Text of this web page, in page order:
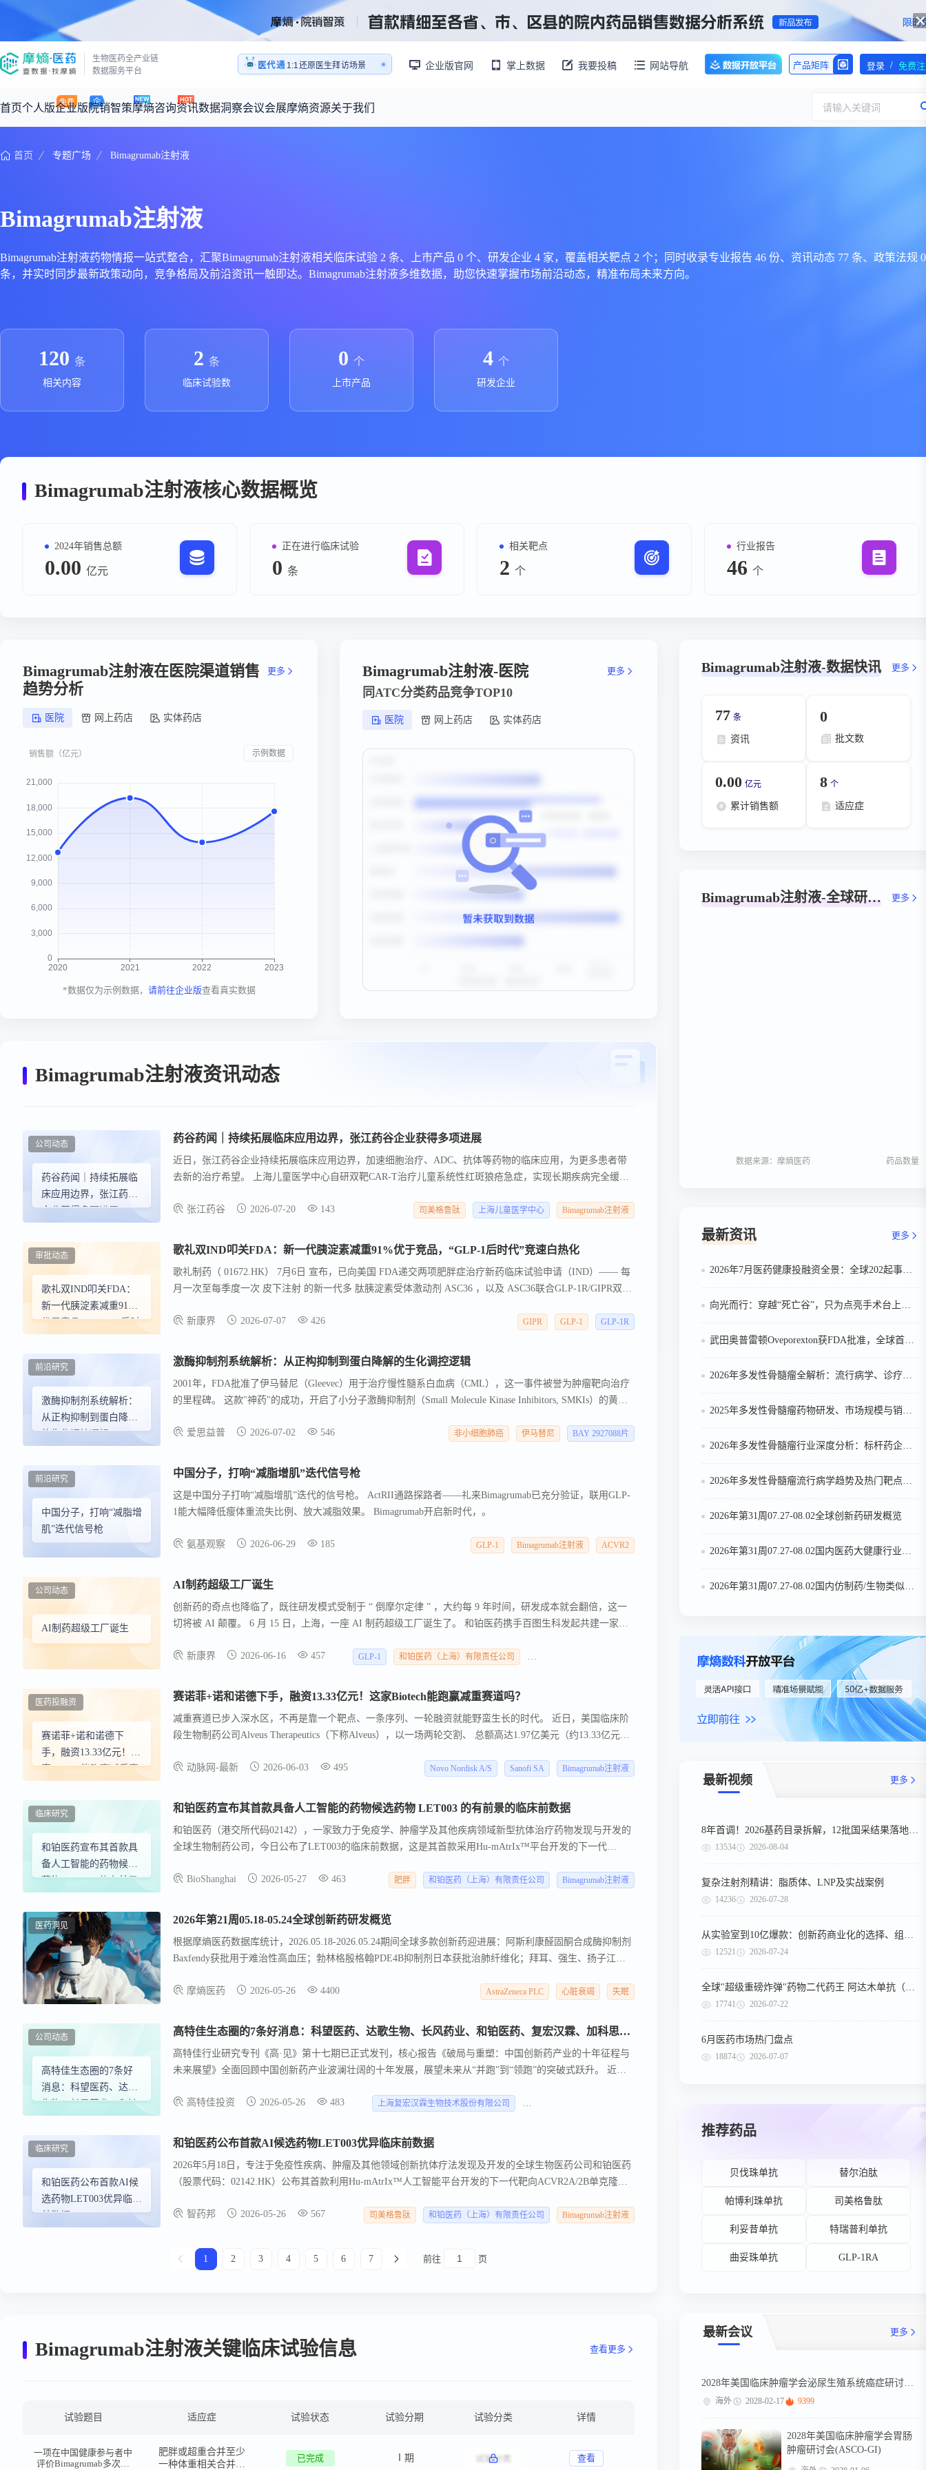
生物医药全产业链
数据服务平台
医代通 医药销售AI模拟陪练系统
1:1还原医生拜访场景
企业版官网 掌上数据 我要投稿 网站导航 产品矩阵 登录 / 免费
首页个人版企业版院销智策摩熵咨询
咨询服务
产品立项评估及管线规划
产业/行业调研
投资决策与交易估值
“十五五”战略规划 最新 从实验室到10亿爆款：创新药商业化的选择、组织与执行
资讯
摩熵原创
政策法规
投融资
注册审批
时讯
科普
研发注册政策
交易并购
人事变动
专家观点
行业分析
数据洞察
数据中心
基于市场数据，为您提供全面的市场趋势分析与决策支持
政策法规
上市医药企业年报
药品生产企业
临床进展
会议会展摩熵资源
王中健
关于我们 请输入关键词
首页 专题广场 Bimagrumab注射液
Bimagrumab注射液
Bimagrumab注射液药物情报一站式整合，汇聚Bimagrumab注射液相关临床试验 2 条、上市产品 0 个、研发企业 4 家，覆盖相关靶点 2 个；同时收录专业报告 46 份、资讯动态 77 条、政策法规 0
条，并实时同步最新政策动向，竞争格局及前沿资讯一触即达。Bimagrumab注射液多维数据，助您快速掌握市场前沿动态，精准布局未来方向。
120 条
相关内容
2 条
临床试验数
0 个
上市产品
4 个
研发企业
Bimagrumab注射液核心数据概览
2024年销售总额
0.00 亿元
正在进行临床试验
0 条
相关靶点
2 个
行业报告
46 个
Bimagrumab注射液在医院渠道销售
趋势分析
更多
医院 网上药店 实体药店
示例数据
*数据仅为示例数据， 请前往企业版查看真实数据
Bimagrumab注射液-医院 更多
同ATC分类药品竞争TOP10
医院 网上药店 实体药店
Bimagrumab注射液资讯动态
药谷药闻｜持续拓展临
床应用边界，张江药谷
企业获得多项进展
公司动态 药谷药闻｜持续拓展临床应用边界，张江药谷企业获得多项进展
近日，张江药谷企业持续拓展临床应用边界，加速细胞治疗、ADC、抗体等药物的临床应用，为更多患者带
去新的治疗希望。 上海儿童医学中心自研双靶CAR-T治疗儿童系统性红斑狼疮急症，实现长期疾病完全缓
张江药谷
2026-07-20 143 司美格鲁肽 上海儿童医学中心 Bimagrumab注射液
歌礼双IND叩关FDA：
新一代胰淀素减重91%
优于竞品，“GLP-1后时
审批动态 歌礼双IND叩关FDA：新一代胰淀素减重91%优于竞品，“GLP-1后时代”竞速白热化
歌礼制药（ 01672.HK） 7月6日 宣布，已向美国 FDA递交两项肥胖症治疗新药临床试验申请（IND）—— 每
月一次至每季度一次 皮下注射 的新一代多 肽胰淀素受体激动剂 ASC36 ，以及 ASC36联合GLP-1R/GIPR双靶
发平台的 SALD（自组装脂质储库）制剂， 临床前头对头研究显示 ASC36单药减重效果较 P etrelintide高约
素+"与三靶点竞速。
新康界 2026-07-07 426 GIPR GLP-1 GLP-1R
激酶抑制剂系统解析：
从正构抑制到蛋白降解
的生化调控逻辑
前沿研究 激酶抑制剂系统解析：从正构抑制到蛋白降解的生化调控逻辑
2001年，FDA批准了伊马替尼（Gleevec）用于治疗慢性髓系白血病（CML），这一事件被誉为肿瘤靶向治疗
的里程碑。 这款"神药"的成功，开启了小分子激酶抑制剂（Small Molecule Kinase Inhibitors, SMKIs）的黄金
剂来到10个，为历年之最；累计批准小分子激酶抑制剂达到101个（截止到2026年1月1日），其中靶向蛋白激
百里程碑：主流筛选方法全解析与未来风向 ） ； 从专注肿瘤治疗，到全面拓展至自身免疫、炎症、纤维化、
爱思益普 2026-07-02 546 非小细胞肺癌 伊马替尼 BAY 2927088片
中国分子，打响“减脂增
肌”迭代信号枪
前沿研究 中国分子，打响“减脂增肌”迭代信号枪
这是中国分子打响“减脂增肌”迭代的信号枪。 ActRII通路探路者——礼来Bimagrumab已充分验证，联用GLP-
1能大幅降低瘦体重流失比例、放大减脂效果。 Bimagrumab开启新时代，。
氨基观察 2026-06-29 185 GLP-1 Bimagrumab注射液 ACVR2
AI制药超级工厂诞生
公司动态 AI制药超级工厂诞生
创新药的奇点也降临了，既往研发模式受制于 “ 倒摩尔定律 ” ，大约每 9 年时间，研发成本就会翻倍，这一
切将被 AI 颠覆。 6 月 15 日，上海，一座 AI 制药超级工厂诞生了。 和铂医药携手百图生科发起共建一家新
大模型，标志着 AI 制药从技术悬浮进入工业化落地阶段。
新康界 2026-06-16 457 GLP-1 和铂医药（上海）有限责任公司 百图生科（北京）智能技术有限公司
赛诺菲+诺和诺德下
手，融资13.33亿元！这
家Biotech能跑赢减重赛
医药投融资 赛诺菲+诺和诺德下手，融资13.33亿元！这家Biotech能跑赢减重赛道吗？
减重赛道已步入深水区，不再是靠一个靶点、一条序列、一轮融资就能野蛮生长的时代。 近日，美国临床阶
段生物制药公司Alveus Therapeutics（下称Alveus），以一场两轮交割、 总额高达1.97亿美元（约13.33亿元人
申请。动脉网-最新 2026-06-03 495 Novo Nordisk A/S Sanofi SA Bimagrumab注射液
和铂医药宣布其首款具
备人工智能的药物候选
药物 LET003 的有前景
临床研究 和铂医药宣布其首款具备人工智能的药物候选药物 LET003 的有前景的临床前数据
和铂医药（港交所代码02142），一家致力于免疫学、肿瘤学及其他疾病领域新型抗体治疗药物发现与开发的
全球生物制药公司，今日公布了LET003的临床前数据，这是其首款采用Hu-mAtrIx™平台开发的下一代
较低剂量下实现了与bimagrumab在高剂量水平相当的瘦体重促进效果，凸显了其成为肥胖治疗顶级疗法的潜
BioShanghai 2026-05-27 463 肥胖 和铂医药（上海）有限责任公司 Bimagrumab注射液
医药洞见 2026年第21周05.18-05.24全球创新药研发概览
根据摩熵医药数据库统计，2026.05.18-2026.05.24期间全球多款创新药迎进展：阿斯利康醛固酮合成酶抑制剂
Baxfendy获批用于难治性高血压；勃林格殷格翰PDE4B抑制剂日本获批治肺纤维化；拜耳、强生、扬子江等
摩熵医药
2026-05-26 4400 AstraZeneca PLC 心脏衰竭 失眠
高特佳生态圈的7条好
消息：科望医药、达歌
生物、长风药业、和铂
思、普瑞基准
公司动态 高特佳生态圈的7条好消息：科望医药、达歌生物、长风药业、和铂医药、复宏汉霖、加科思、普瑞基准
高特佳行业研究专刊《高·见》第十七期已正式发刊，核心报告《破局与重塑：中国创新药产业的十年征程与
未来展望》全面回顾中国创新药产业波澜壮阔的十年发展，展望未来从“并跑”到“领跑”的突破式跃升。 近
进展。 科望医药：ES014治疗硬纤维瘤II期。
高特佳投资 2026-05-26 483 上海复宏汉霖生物技术股份有限公司 和铂医药（上海）有限责任公司
和铂医药公布首款AI候
选药物LET003优异临床
前数据
临床研究 和铂医药公布首款AI候选药物LET003优异临床前数据
2026年5月18日，专注于免疫性疾病、肿瘤及其他领域创新抗体疗法发现及开发的全球生物医药公司和铂医药
（股票代码：02142.HK）公布其首款利用Hu-mAtrIx™人工智能平台开发的下一代靶向ACVR2A/2B单克隆抗
鲁肽联合用药时，可显著增强减脂效果并有效保护瘦体重。 此外，在较低剂量下，LET003即可达到与较高剂
潜力。
智药邦 2026-05-26 567 司美格鲁肽 和铂医药（上海）有限责任公司 Bimagrumab注射液
1 2 3 4 5 6 7 前往 页
Bimagrumab注射液关键临床试验信息 查看更多
试验题目 适应症 试验状态 试验分期 试验分类 详情
一项在中国健康参与者中
评价Bimagrumab多次给
肥胖或超重合并至少
一种体重相关合并症
已完成 Ⅰ期 查看
Bimagrumab注射液-数据快讯 更多
77 条
资讯
0
批文数
0.00 亿元
累计销售额
8 个
适应症
Bimagrumab注射液-全球研发阶段分布 更多
数据来源：摩熵医药 药品数量
最新资讯 更多
2026年7月医药健康投融资全景：全球202起事件、中国99起，医疗器械+医药研发双赛道吸金564亿
向光而行：穿越“死亡谷”，只为点亮手术台上的那束光
武田奥普雷顿Oveporexton获FDA批准，全球首个靶向食欲素的1型发作性睡病对因治疗药物上市
2026年多发性骨髓瘤全解析：流行病学、诊疗及医保政策梳理
2025年多发性骨髓瘤药物研发、市场规模与销售趋势全解析
2026年多发性骨髓瘤行业深度分析：标杆药企案例与技术迭代研判
2026年多发性骨髓瘤流行病学趋势及热门靶点药物市场表现洞察
2026年第31周07.27-08.02全球创新药研发概览
2026年第31周07.27-08.02国内医药大健康行业政策法规汇总
2026年第31周07.27-08.02国内仿制药/生物类似物申报/审批数据分析
最新视频 更多
13534 2026-08-04
复杂注射剂精讲：脂质体、LNP及实战案例
14236 2026-07-28
12521 2026-07-24
17741 2026-07-22
6月医药市场热门盘点
18874 2026-07-07
推荐药品
贝伐珠单抗 替尔泊肽
帕博利珠单抗 司美格鲁肽
利妥昔单抗 特瑞普利单抗
曲妥珠单抗 GLP-1RA
最新会议 更多
海外 2028-02-17 9399
2028年美国临床肿瘤学会胃肠
肿瘤研讨会(ASCO-GI)